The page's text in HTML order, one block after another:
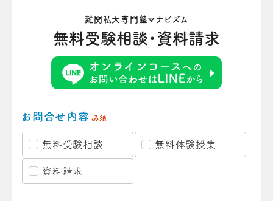
難関私大専門塾マナビズム
無料受験相談・資料請求
お問合せ内容 必須
無料受験相談 無料体験授業
資料請求